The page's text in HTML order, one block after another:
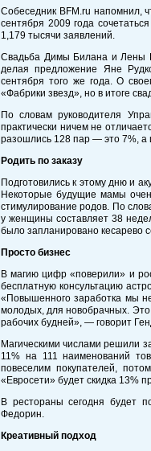
Собеседник BFM.ru напомнил,
сентября 2009 года
1,179 тысячи заявлений.
Свадьба Димы Билана и Лены
делая предложение Яне
сентября того же года. О
«Фабрики звезд», но в итоге
По словам руководителя
практически ничем не
разошлись 128 пар — это 7%, а
Родить по заказу
Подготовились к этому дню и
Некоторые будущие мамы
стимулирование родов. По
у женщины составляет 38
было запланировано кесарево
Просто бизнес
В магию цифр «поверили» и
бесплатную консультацию
«Повышенного заработка мы
молодых, для новобрачных. Это
рабочих будней», — говорит
Магическими числами решили
11% на 111 наименований
повеселим покупателей,
«Евросети» будет скидка 13%
В рестораны сегодня будет
Федорин.
Креативный подход